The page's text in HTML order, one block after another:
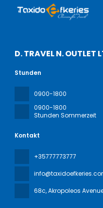
D. TRAVEL N. OUTLET
Kontakt
+35777773777
68c, Akropoleos
Stunden
0900-1800
0900-1800
Stunden Sommerzeit